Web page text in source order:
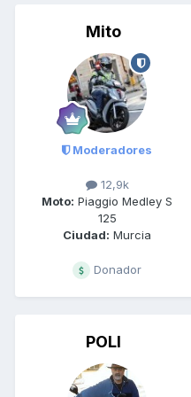
Mito
Moderadores
12,9k
Moto: Piaggio Medley S
125
Ciudad: Murcia
Donador
POLI